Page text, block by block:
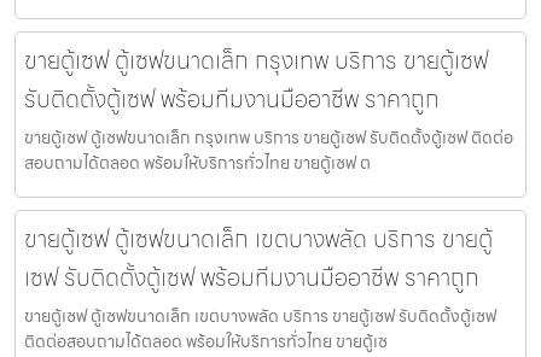
ขายตู้เซฟ ตู้เซฟขนาดเล็ก กรุงเทพ บริการ ขายตู้เซฟ
รับติดตั้งตู้เซฟ พร้อมทีมงานมืออาชีพ ราคาถูก
ขายตู้เซฟ ตู้เซฟขนาดเล็ก กรุงเทพ บริการ ขายตู้เซฟ รับติดตั้งตู้เซฟ ติดต่อ
สอบถามได้ตลอด พร้อมให้บริการทั่วไทย ขายตู้เซฟ ต
ขายตู้เซฟ ตู้เซฟขนาดเล็ก เขตบางพลัด บริการ ขายตู้
เซฟ รับติดตั้งตู้เซฟ พร้อมทีมงานมืออาชีพ ราคาถูก
ขายตู้เซฟ ตู้เซฟขนาดเล็ก เขตบางพลัด บริการ ขายตู้เซฟ รับติดตั้งตู้เซฟ
ติดต่อสอบถามได้ตลอด พร้อมให้บริการทั่วไทย ขายตู้เซ